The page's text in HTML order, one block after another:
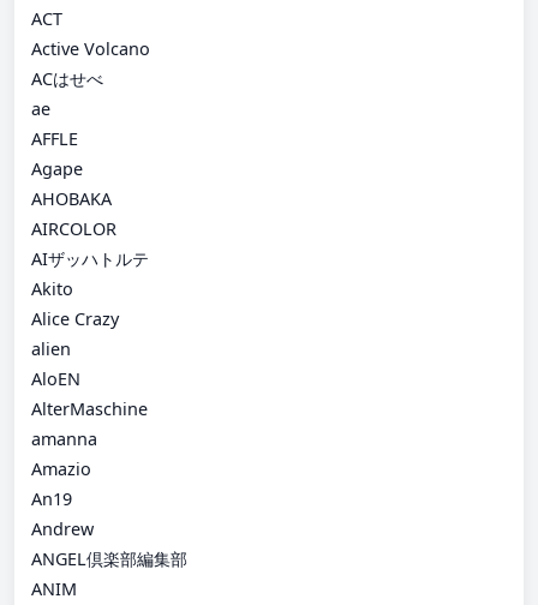
ACT
Active Volcano
ACはせべ
ae
AFFLE
Agape
AHOBAKA
AIRCOLOR
AIザッハトルテ
Akito
Alice Crazy
alien
AloEN
AlterMaschine
amanna
Amazio
An19
Andrew
ANGEL倶楽部編集部
ANIM